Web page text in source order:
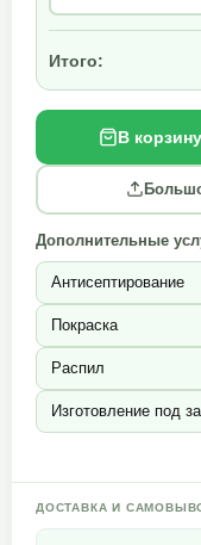
Итого:
В корзину
Дополнительные
Антисептирование
Покраска
Распил
Изготовление под
ДОСТАВКА И